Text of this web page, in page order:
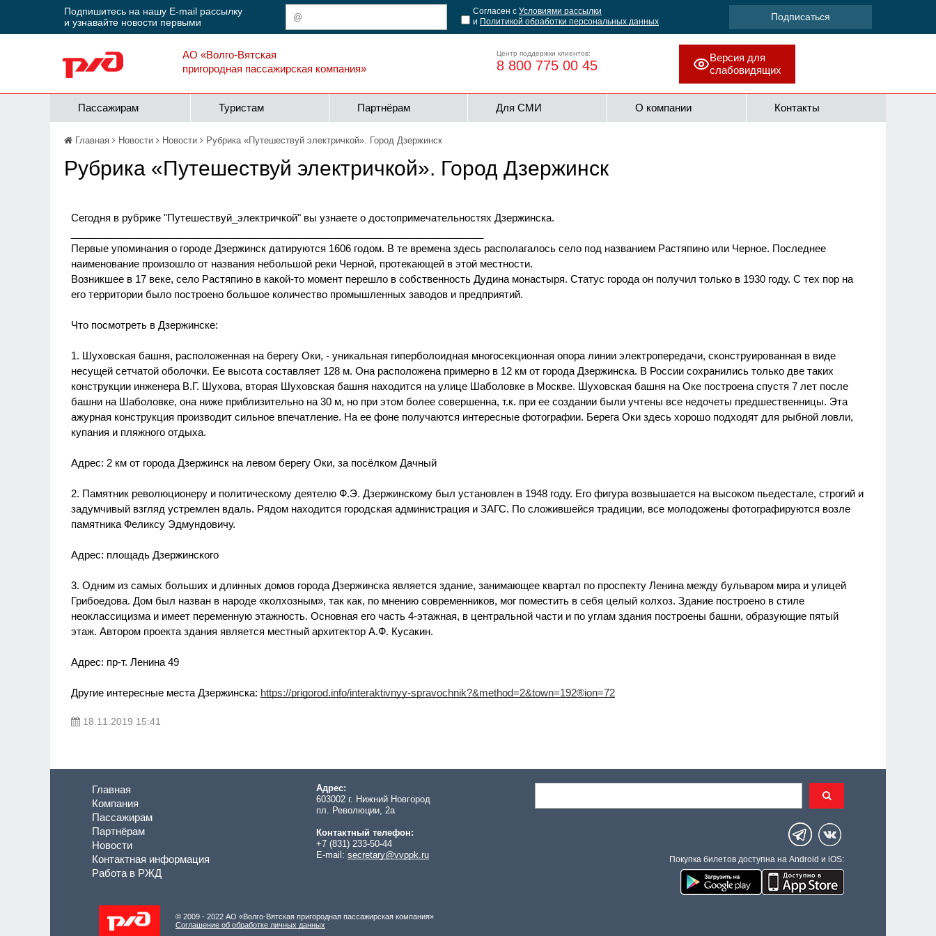
Подпишитесь на нашу E-mail рассылку
и узнавайте новости первыми
Согласен с Условиями рассылки
и Политикой обработки персональных данных
АО «Волго-Вятская
пригородная пассажирская компания»
Центр поддержки клиентов:
8 800 775 00 45
Версия для
слабовидящих
Пассажирам Туристам Партнёрам Для СМИ О компании Контакты
Главная Новости Новости Рубрика «Путешествуй электричкой». Город Дзержинск
Рубрика «Путешествуй электричкой». Город Дзержинск
Сегодня в рубрике "Путешествуй_электричкой" вы узнаете о достопримечательностях Дзержинска.
Первые упоминания о городе Дзержинск датируются 1606 годом. В те времена здесь располагалось село под названием Растяпино или Черное. Последнее
наименование произошло от названия небольшой реки Черной, протекающей в этой местности.
Возникшее в 17 веке, село Растяпино в какой-то момент перешло в собственность Дудина монастыря. Статус города он получил только в 1930 году. С тех пор на
его территории было построено большое количество промышленных заводов и предприятий.
Что посмотреть в Дзержинске:
1. Шуховская башня, расположенная на берегу Оки, - уникальная гиперболоидная многосекционная опора линии электропередачи, сконструированная в виде
несущей сетчатой оболочки. Ее высота составляет 128 м. Она расположена примерно в 12 км от города Дзержинска. В России сохранились только две таких
конструкции инженера В.Г. Шухова, вторая Шуховская башня находится на улице Шаболовке в Москве. Шуховская башня на Оке построена спустя 7 лет после
башни на Шаболовке, она ниже приблизительно на 30 м, но при этом более совершенна, т.к. при ее создании были учтены все недочеты предшественницы. Эта
ажурная конструкция производит сильное впечатление. На ее фоне получаются интересные фотографии. Берега Оки здесь хорошо подходят для рыбной ловли,
купания и пляжного отдыха.
Адрес: 2 км от города Дзержинск на левом берегу Оки, за посёлком Дачный
2. Памятник революционеру и политическому деятелю Ф.Э. Дзержинскому был установлен в 1948 году. Его фигура возвышается на высоком пьедестале, строгий и
задумчивый взгляд устремлен вдаль. Рядом находится городская администрация и ЗАГС. По сложившейся традиции, все молодожены фотографируются возле
памятника Феликсу Эдмундовичу.
Адрес: площадь Дзержинского
3. Одним из самых больших и длинных домов города Дзержинска является здание, занимающее квартал по проспекту Ленина между бульваром мира и улицей
Грибоедова. Дом был назван в народе «колхозным», так как, по мнению современников, мог поместить в себя целый колхоз. Здание построено в стиле
неоклассицизма и имеет переменную этажность. Основная его часть 4-этажная, в центральной части и по углам здания построены башни, образующие пятый
этаж. Автором проекта здания является местный архитектор А.Ф. Кусакин.
Адрес: пр-т. Ленина 49
Другие интересные места Дзержинска: https://prigorod.info/interaktivnyy-spravochnik?&method=2&town=192®ion=72
18.11.2019 15:41
Главная
Компания
Пассажирам
Партнёрам
Новости
Контактная информация
Работа в РЖД
Адрес:
603002 г. Нижний Новгород
пл. Революции, 2а
Контактный телефон:
+7 (831) 233-50-44
E-mail: secretary@vvppk.ru Покупка билетов доступна на Android и iOS:
© 2009 - 2022 АО «Волго-Вятская пригородная пассажирская компания»
Соглашение об обработке личных данных